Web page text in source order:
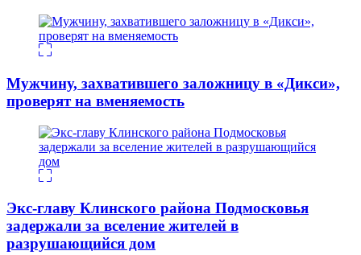
Мужчину, захватившего заложницу в «Дикси»,
проверят на вменяемость
Экс-главу Клинского района Подмосковья
задержали за вселение жителей в
разрушающийся дом